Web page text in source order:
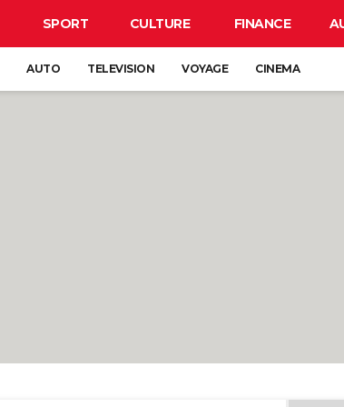
SPORT CULTURE FINANCE
AUTO TELEVISION VOYAGE CINEMA